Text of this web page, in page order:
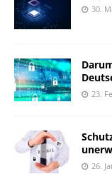
30.
23.
26.